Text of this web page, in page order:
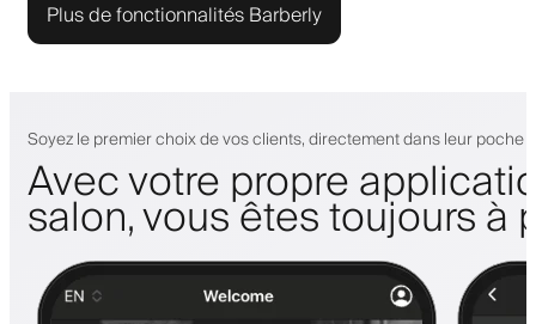
Plus de fonctionnalités Barberly
Soyez le premier choix de vos clients, directement dans leur poche
Avec votre propre
salon, vous êtes toujours à